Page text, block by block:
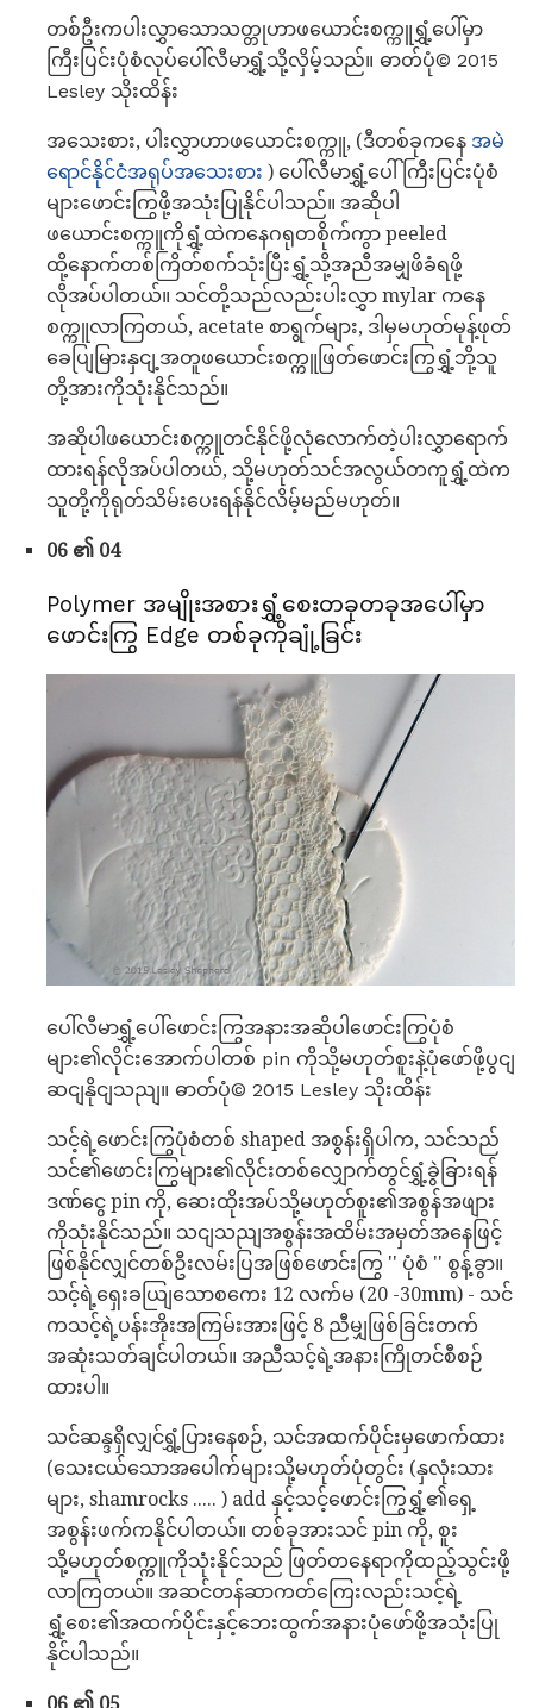
တစ်ဦးကပါးလွှာသောသတ္တုဟာဖယောင်းစက္ကူရွှံ့ပေါ်မှာ
ကြီးပြင်းပုံစံလုပ်ပေါ်လီမာရွှံ့သို့လှိမ့်သည်။ ဓာတ်ပုံ© 2015
Lesley သိုးထိန်း
အသေးစား, ပါးလွှာဟာဖယောင်းစက္ကူ, (ဒီတစ်ခုကနေ အမဲ
ရောင်နိုင်ငံအရုပ်အသေးစား ) ပေါ်လီမာရွှံ့ပေါ်ကြီးပြင်းပုံစံ
များဖောင်းကြွဖို့အသုံးပြုနိုင်ပါသည်။ အဆိုပါ
ဖယောင်းစက္ကူကိုရွှံ့ထဲကနေဂရုတစိုက်ကွာ peeled
ထို့နောက်တစ်ကြိတ်စက်သုံးပြီးရွှံ့သို့အညီအမျှဖိခံရဖို့
လိုအပ်ပါတယ်။ သင်တို့သည်လည်းပါးလွှာ mylar ကနေ
စက္ကူလာကြတယ်, acetate စာရွက်များ, ဒါမှမဟုတ်မုန့်ဖုတ်
ခေပျြမြားနှငျ့အတူဖယောင်းစက္ကူဖြတ်ဖောင်းကြွရွှံ့ဘို့သူ
တို့အားကိုသုံးနိုင်သည်။
အဆိုပါဖယောင်းစက္ကူတင်နိုင်ဖို့လုံလောက်တဲ့ပါးလွှာရောက်
ထားရန်လိုအပ်ပါတယ်, သို့မဟုတ်သင်အလွယ်တကူရွှံ့ထဲက
သူတို့ကိုရုတ်သိမ်းပေးရန်နိုင်လိမ့်မည်မဟုတ်။
06 ၏ 04
Polymer အမျိုးအစားရွှံ့စေးတခုတခုအပေါ်မှာ
ဖောင်းကြွ Edge တစ်ခုကိုချုံ့ခြင်း
ပေါ်လီမာရွှံ့ပေါ်ဖောင်းကြွအနားအဆိုပါဖောင်းကြွပုံစံ
များ၏လိုင်းအောက်ပါတစ် pin ကိုသို့မဟုတ်စူးနဲ့ပုံဖော်ဖို့ပွငျ
ဆငျနိုငျသညျ။ ဓာတ်ပုံ© 2015 Lesley သိုးထိန်း
သင့်ရဲ့ဖောင်းကြွပုံစံတစ် shaped အစွန်းရှိပါက, သင်သည်
သင်၏ဖောင်းကြွများ၏လိုင်းတစ်လျှောက်တွင်ရွှံ့ခွဲခြားရန်
ဒဏ်ငွေ pin ကို, ဆေးထိုးအပ်သို့မဟုတ်စူး၏အစွန်အဖျား
ကိုသုံးနိုင်သည်။ သငျသညျအစွန်းအထိမ်းအမှတ်အနေဖြင့်
ဖြစ်နိုင်လျှင်တစ်ဦးလမ်းပြအဖြစ်ဖောင်းကြွ '' ပုံစံ '' စွန့်ခွာ။
သင့်ရဲ့ရှေးခယျြသောစကေး 12 လက်မ (20 -30mm) - သင်
ကသင့်ရဲ့ပန်းအိုးအကြမ်းအားဖြင့် 8 ညီမျှဖြစ်ခြင်းတက်
အဆုံးသတ်ချင်ပါတယ်။ အညီသင့်ရဲ့အနားကြိုတင်စီစဉ်
ထားပါ။
သင်ဆန္ဒရှိလျှင်ရွှံ့ပြားနေစဉ်, သင်အထက်ပိုင်းမှဖောက်ထား
(သေးငယ်သောအပေါက်များသို့မဟုတ်ပုံတွင်း (နှလုံးသား
များ, shamrocks ..... ) add နှင့်သင့်ဖောင်းကြွရွှံ့၏ရှေ့
အစွန်းဖက်ကနိုင်ပါတယ်။ တစ်ခုအားသင် pin ကို, စူး
သို့မဟုတ်စက္ကူကိုသုံးနိုင်သည် ဖြတ်တနေရာကိုထည့်သွင်းဖို့
လာကြတယ်။ အဆင်တန်ဆာကတ်ကြေးလည်းသင့်ရဲ့
ရွှံ့စေး၏အထက်ပိုင်းနှင့်ဘေးထွက်အနားပုံဖော်ဖို့အသုံးပြု
နိုင်ပါသည်။